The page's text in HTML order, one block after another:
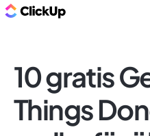
10 gratis
Things